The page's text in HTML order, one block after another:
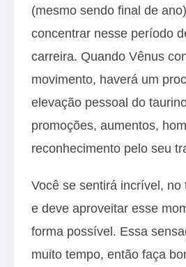
(mesmo sendo final de
concentrar nesse período
carreira. Quando Vênus
movimento, haverá um
elevação pessoal do
promoções, aumentos,
reconhecimento pelo seu
Você se sentirá incrível, no
e deve aproveitar esse
forma possível. Essa
muito tempo, então faça